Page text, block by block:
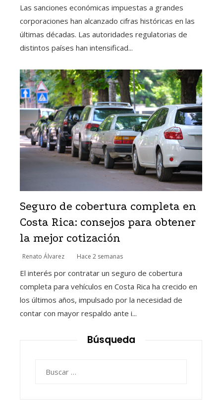
Las sanciones económicas impuestas a grandes
corporaciones han alcanzado cifras históricas en las
últimas décadas. Las autoridades regulatorias de
distintos países han intensificad...
Seguro de cobertura completa en
Costa Rica: consejos para obtener
la mejor cotización
Renato Álvarez Hace 2 semanas
El interés por contratar un seguro de cobertura
completa para vehículos en Costa Rica ha crecido en
los últimos años, impulsado por la necesidad de
contar con mayor respaldo ante i...
Búsqueda